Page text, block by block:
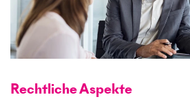
Rechtliche Aspekte